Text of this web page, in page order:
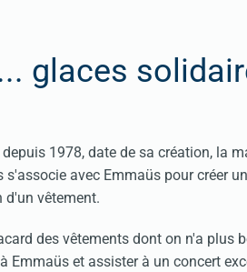
glaces
1978, date de sa création, la
s'associe avec Emmaüs pour créer
d'un vêtement.
des vêtements dont on n'a plus
Emmaüs et assister à un concert